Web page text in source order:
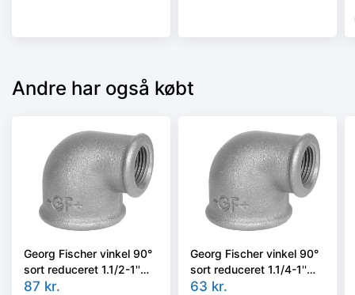
Andre har også købt
Georg Fischer vinkel 90°
sort reduceret 1.1/2-1''
muffe-muffe
87 kr.
Georg Fischer vinkel 90°
sort reduceret 1.1/4-1''
muffe-muffe
63 kr.